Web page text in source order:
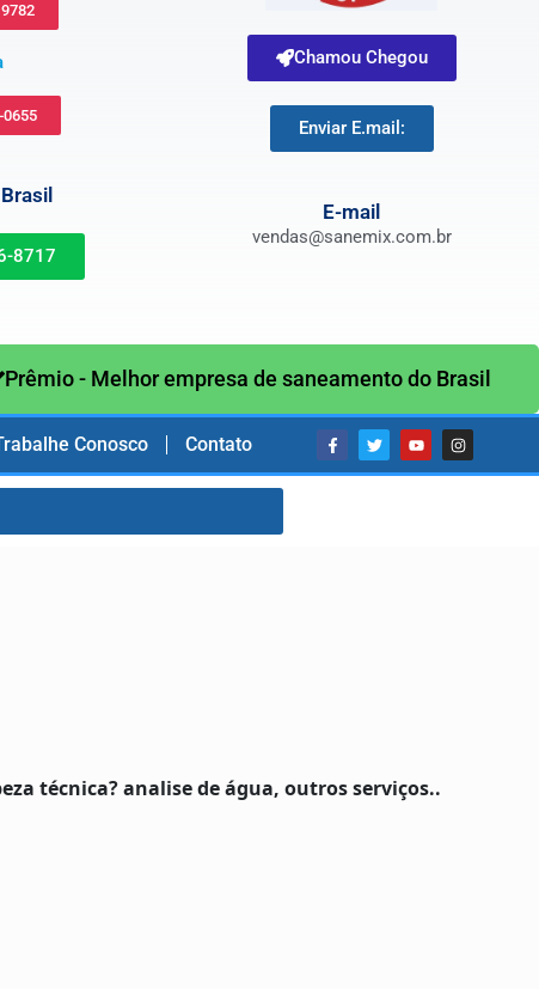
8717
Chamou Chegou
Enviar E.mail:
E-mail
vendas@sanemix.com.br
Prêmio - Melhor empresa de saneamento do Brasil
Conosco Contato
técnica? analise de água, outros serviços..